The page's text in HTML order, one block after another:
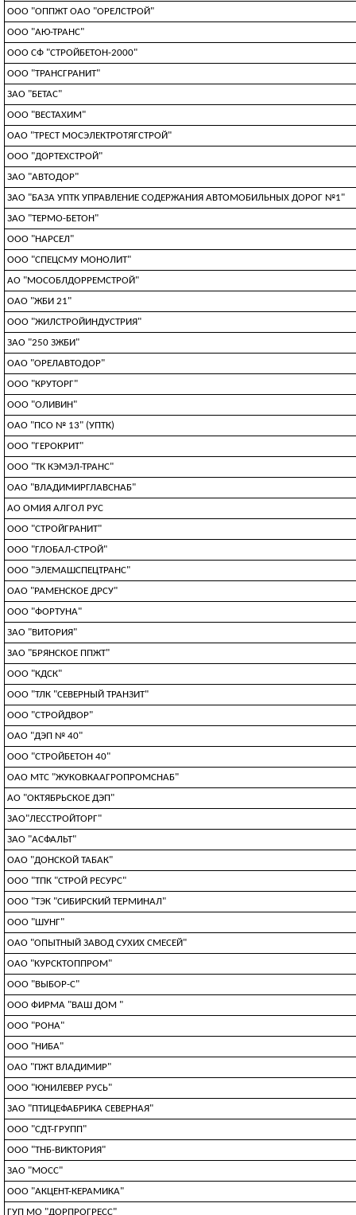
ООО "ОППЖТ ОАО "ОРЕЛСТРОЙ"
ООО "АЮ-ТРАНС"
ООО СФ "СТРОЙБЕТОН-2000"
ООО "ТРАНСГРАНИТ"
ЗАО "БЕТАС"
ООО "ВЕСТАХИМ"
ОАО "ТРЕСТ МОСЭЛЕКТРОТЯГСТРОЙ"
ООО "ДОРТЕХСТРОЙ"
ЗАО "АВТОДОР"
ЗАО "БАЗА УПТК УПРАВЛЕНИЕ СОДЕРЖАНИЯ АВТОМОБИЛЬНЫХ ДОРОГ №1"
ЗАО "ТЕРМО-БЕТОН"
ООО "НАРСЕЛ"
ООО "СПЕЦСМУ МОНОЛИТ"
АО "МОСОБЛДОРРЕМСТРОЙ"
ОАО "ЖБИ 21"
ООО "ЖИЛСТРОЙИНДУСТРИЯ"
ЗАО "250 ЗЖБИ"
ОАО "ОРЕЛАВТОДОР"
ООО "КРУТОРГ"
ООО "ОЛИВИН"
ОАО "ПСО № 13" (УПТК)
ООО "ГЕРОКРИТ"
ООО "ТК КЭМЭЛ-ТРАНС"
ОАО "ВЛАДИМИРГЛАВСНАБ"
АО ОМИЯ АЛГОЛ РУС
ООО "СТРОЙГРАНИТ"
ООО "ГЛОБАЛ-СТРОЙ"
ООО "ЭЛЕМАШСПЕЦТРАНС"
ОАО "РАМЕНСКОЕ ДРСУ"
ООО "ФОРТУНА"
ЗАО "ВИТОРИЯ"
ЗАО "БРЯНСКОЕ ППЖТ"
ООО "КДСК"
ООО "ТЛК "СЕВЕРНЫЙ ТРАНЗИТ"
ООО "СТРОЙДВОР"
ОАО "ДЭП № 40"
ООО "СТРОЙБЕТОН 40"
ОАО МТС "ЖУКОВКААГРОПРОМСНАБ"
АО "ОКТЯБРЬСКОЕ ДЭП"
ЗАО"ЛЕССТРОЙТОРГ"
ЗАО "АСФАЛЬТ"
ОАО "ДОНСКОЙ ТАБАК"
ООО "ТПК "СТРОЙ РЕСУРС"
ООО "ТЭК "СИБИРСКИЙ ТЕРМИНАЛ"
ООО "ШУНГ"
ОАО "ОПЫТНЫЙ ЗАВОД СУХИХ СМЕСЕЙ"
ОАО "КУРСКТОППРОМ"
ООО "ВЫБОР-С"
ООО ФИРМА "ВАШ ДОМ "
ООО "РОНА"
ООО "НИБА"
ОАО "ПЖТ ВЛАДИМИР"
ООО "ЮНИЛЕВЕР РУСЬ"
ЗАО "ПТИЦЕФАБРИКА СЕВЕРНАЯ"
ООО "СДТ-ГРУПП"
ООО "ТНБ-ВИКТОРИЯ"
ЗАО "МОСС"
ООО "АКЦЕНТ-КЕРАМИКА"
ГУП МО "ДОРПРОГРЕСС"